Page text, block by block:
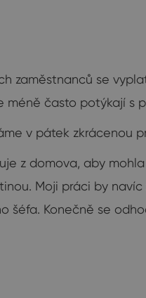
zaměstnanců se
často potýkají s
v pátek zkrácenou
z domova, aby
Moji práci by
šéfa. Konečně se